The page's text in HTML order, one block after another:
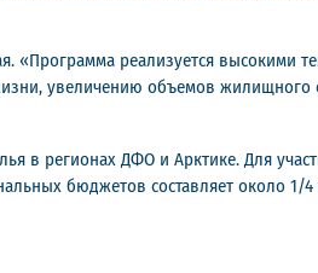
«Программа реализуется
увеличению объемов жилищного
в регионах ДФО и Арктике. Для
бюджетов составляет около 1/